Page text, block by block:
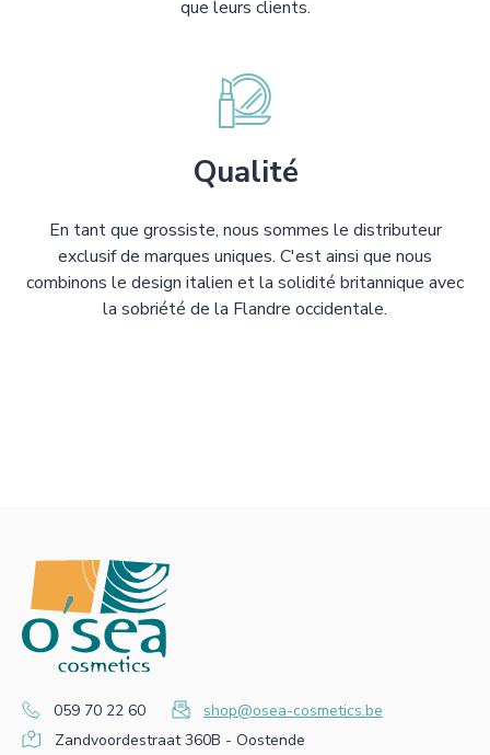
que leurs clients.
Qualité
En tant que grossiste, nous sommes le distributeur
exclusif de marques uniques. C'est ainsi que nous
combinons le design italien et la solidité britannique avec
la sobriété de la Flandre occidentale.
059 70 22 60
shop@osea-cosmetics.be
Zandvoordestraat 360B - Oostende